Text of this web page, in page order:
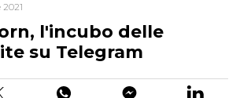
l'incubo delle
su Telegram